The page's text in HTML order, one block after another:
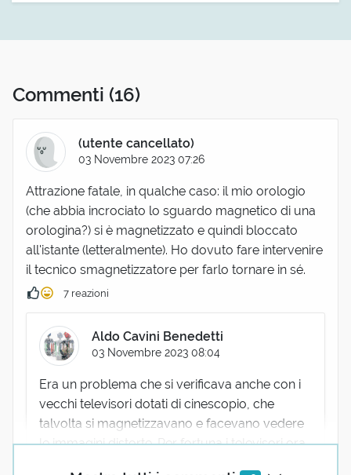
Commenti (16)
(utente cancellato)
03 Novembre 2023 07:26
Attrazione fatale, in qualche caso: il mio orologio
(che abbia incrociato lo sguardo magnetico di una
orologina?) si è magnetizzato e quindi bloccato
all'istante (letteralmente). Ho dovuto fare intervenire
il tecnico smagnetizzatore per farlo tornare in sé.
7 reazioni
Aldo Cavini Benedetti
03 Novembre 2023 08:04
Era un problema che si verificava anche con i
vecchi televisori dotati di cinescopio, che
talvolta si magnetizzavano e facevano vedere
le immagini distorte. Per fortuna i televisori ora